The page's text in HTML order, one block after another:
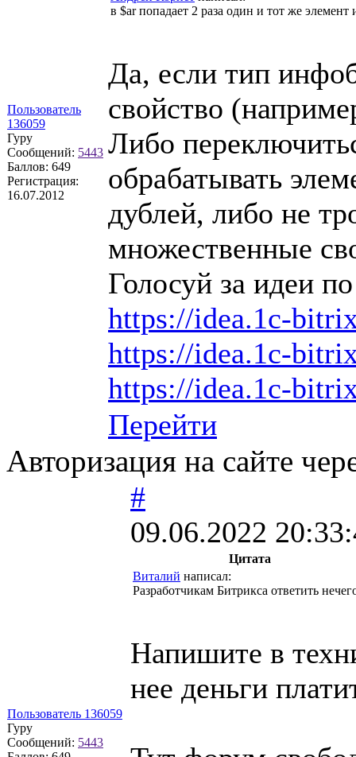
Пользователь
136059
Гуру
Сообщений: 5443
Баллов: 649
Регистрация:
16.07.2012
в $ar попадает 2 раза один и тот же
Да, если тип
свойство
Либо
обрабатывать
дублей, либо не
множественные
Голосуй за идеи
https://idea.1c-
https://idea.1c-
https://idea.1c-
Перейти
Авторизация на сайте
Пользователь 136059
Гуру
Сообщений: 5443
#
09.06.2022
Цитата
Виталий написал:
Разработчикам Битрикса ответить
Напишите в
нее деньги